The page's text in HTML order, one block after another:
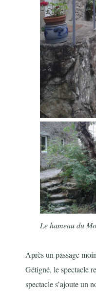
Le hameau du
Après un passage
Gétigné, le spectacle
spectacle s’ajoute un